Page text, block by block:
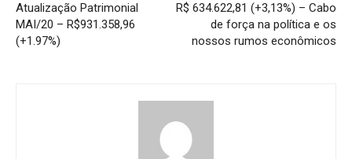
Atualização Patrimonial
MAI/20 – R$931.358,96
(+1.97%)
R$ 634.622,81 (+3,13%) – Cabo
de força na política e os
nossos rumos econômicos